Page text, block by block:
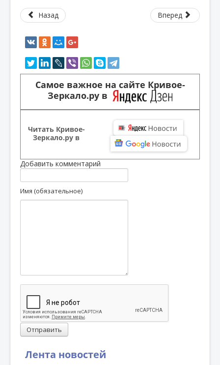
Лента новостей
Назад Вперед
Самое важное на сайте Кривое-
Зеркало.ру в
Читать Кривое-
Зеркало.ру в
Добавить комментарий
Имя (обязательное)
Отправить